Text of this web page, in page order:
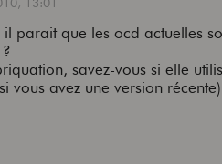
il parait que les ocd actuelles
savez-vous si elle
vous avez une version